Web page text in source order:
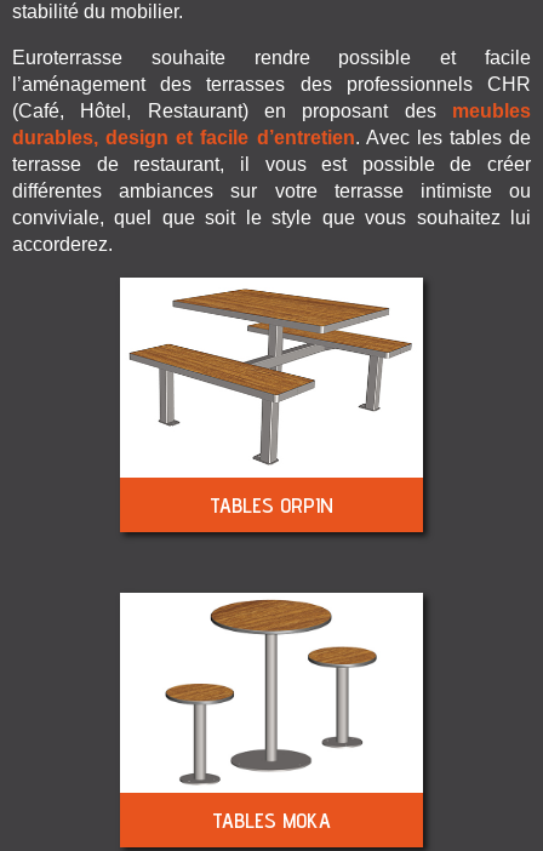
stabilité du mobilier.
Euroterrasse souhaite rendre possible et facile
l’aménagement des terrasses des professionnels CHR
(Café, Hôtel, Restaurant) en proposant des meubles
durables, design et facile d’entretien. Avec les tables de
terrasse de restaurant, il vous est possible de créer
différentes ambiances sur votre terrasse intimiste ou
conviviale, quel que soit le style que vous souhaitez lui
accorderez.
TABLES ORPIN
TABLES MOKA